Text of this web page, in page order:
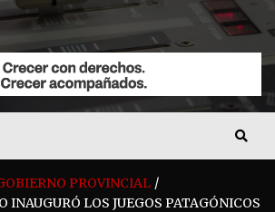
104.1
PROVINCIAL
INAUGURÓ LOS JUEGOS PATAGÓNICOS